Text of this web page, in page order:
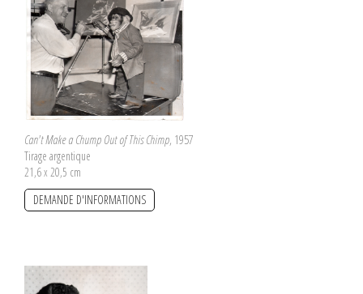
Can't Make a Chump Out of This Chimp, 1957
Tirage argentique
21,6 x 20,5 cm
DEMANDE D'INFORMATIONS